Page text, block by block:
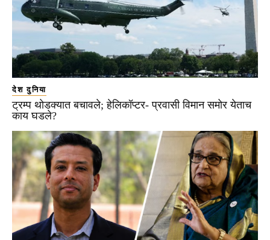
देश दुनिया
ट्रम्प थोडक्यात बचावले; हेलिकॉप्टर- प्रवासी विमान समोर येताच
काय घडले?